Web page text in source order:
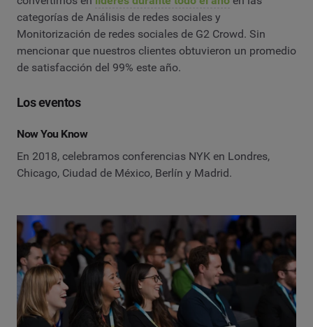
categorías de Análisis de redes sociales y
Monitorización de redes sociales de G2 Crowd. Sin
mencionar que nuestros clientes obtuvieron un promedio
de satisfacción del 99% este año.
Los eventos
Now You Know
En 2018, celebramos conferencias NYK en Londres,
Chicago, Ciudad de México, Berlín y Madrid.